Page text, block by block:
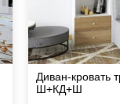
Диван-кровать
Ш+КД+Ш